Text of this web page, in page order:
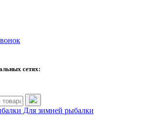
сетях:
Для зимней рыбалки